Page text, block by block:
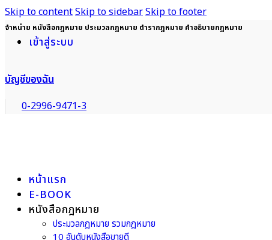
Skip to contentSkip to sidebarSkip to footer
จำหน่าย หนังสือกฎหมาย ประมวลกฎหมาย ตำรากฎหมาย คำอธิบายกฎหมาย
เข้าสู่ระบบ
บัญชีของฉัน
0-2996-9471-3
หน้าแรก
E-BOOK
หนังสือกฎหมาย
ประมวลกฎหมาย รวมกฎหมาย